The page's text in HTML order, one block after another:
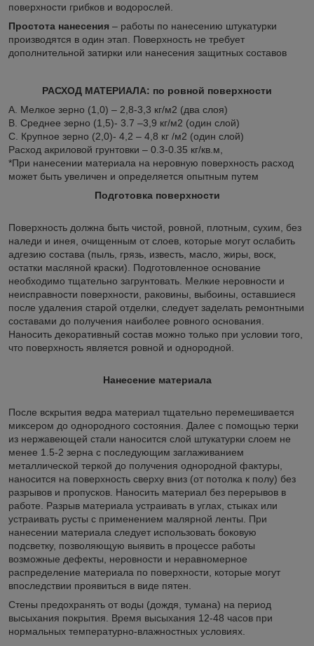
поверхности грибков и водорослей.
Простота нанесения – работы по нанесению штукатурки
производятся в один этап. Поверхность не требует
дополнительной затирки или нанесения защитных составов
РАСХОД МАТЕРИАЛА: по ровной поверхности
А. Мелкое зерно (1,0) – 2,8-3,3 кг/м2 (два слоя)
В. Среднее зерно (1,5)- 3.7 –3,9 кг/м2 (один слой)
С. Крупное зерно (2,0)- 4,2 – 4,8 кг /м2 (один слой)
Расход акриловой грунтовки – 0.3-0.35 кг/кв.м,
*При нанесении материала на неровную поверхность расход
может быть увеличен и определяется опытным путем
Подготовка поверхности
Поверхность должна быть чистой, ровной, плотным, сухим, без
наледи и инея, очищенным от слоев, которые могут ослабить
адгезию состава (пыль, грязь, известь, масло, жиры, воск,
остатки масляной краски). Подготовленное основание
необходимо тщательно загрунтовать. Мелкие неровности и
неисправности поверхности, раковины, выбоины, оставшиеся
после удаления старой отделки, следует заделать ремонтными
составами до получения наиболее ровного основания.
Наносить декоративный состав можно только при условии того,
что поверхность является ровной и однородной.
Нанесение материала
После вскрытия ведра материал тщательно перемешивается
миксером до однородного состояния. Далее с помощью терки
из нержавеющей стали наносится слой штукатурки слоем не
менее 1.5-2 зерна с последующим заглаживанием
металлической теркой до получения однородной фактуры,
наносится на поверхность сверху вниз (от потолка к полу) без
разрывов и пропусков. Наносить материал без перерывов в
работе. Разрыв материала устраивать в углах, стыках или
устраивать русты с применением малярной ленты. При
нанесении материала следует использовать боковую
подсветку, позволяющую выявить в процессе работы
возможные дефекты, неровности и неравномерное
распределение материала по поверхности, которые могут
впоследствии проявиться в виде пятен.
Стены предохранять от воды (дождя, тумана) на период
высыхания покрытия. Время высыхания 12-48 часов при
нормальных температурно-влажностных условиях.